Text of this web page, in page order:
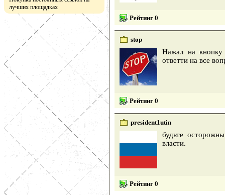
лучших площадках
Рейтинг 0
stop
Нажал на кнопку
ответти на все
Рейтинг 0
president1utin
будьте
власти.
Рейтинг 0